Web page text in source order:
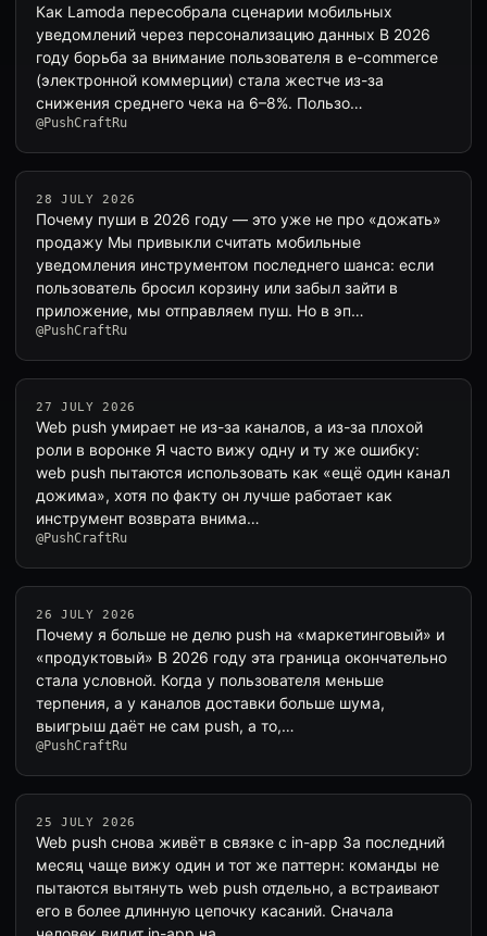
Как Lamoda пересобрала сценарии мобильных
уведомлений через персонализацию данных В 2026
году борьба за внимание пользователя в e-commerce
(электронной коммерции) стала жестче из-за
снижения среднего чека на 6–8%. Пользо…
@PushCraftRu
28 JULY 2026
Почему пуши в 2026 году — это уже не про «дожать»
продажу Мы привыкли считать мобильные
уведомления инструментом последнего шанса: если
пользователь бросил корзину или забыл зайти в
приложение, мы отправляем пуш. Но в эп…
@PushCraftRu
27 JULY 2026
Web push умирает не из-за каналов, а из-за плохой
роли в воронке Я часто вижу одну и ту же ошибку:
web push пытаются использовать как «ещё один канал
дожима», хотя по факту он лучше работает как
инструмент возврата внима…
@PushCraftRu
26 JULY 2026
Почему я больше не делю push на «маркетинговый» и
«продуктовый» В 2026 году эта граница окончательно
стала условной. Когда у пользователя меньше
терпения, а у каналов доставки больше шума,
выигрыш даёт не сам push, а то,…
@PushCraftRu
25 JULY 2026
Web push снова живёт в связке с in-app За последний
месяц чаще вижу один и тот же паттерн: команды не
пытаются вытянуть web push отдельно, а встраивают
его в более длинную цепочку касаний. Сначала